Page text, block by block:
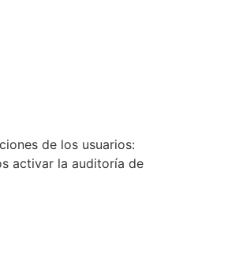
de los usuarios:
activar la auditoría de